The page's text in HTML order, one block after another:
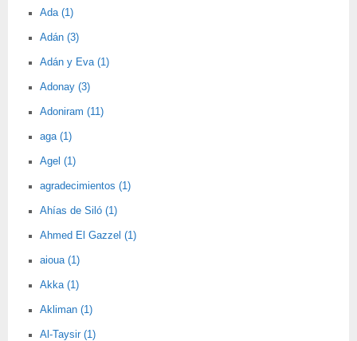
Ada (1)
Adán (3)
Adán y Eva (1)
Adonay (3)
Adoniram (11)
aga (1)
Agel (1)
agradecimientos (1)
Ahías de Siló (1)
Ahmed El Gazzel (1)
aioua (1)
Akka (1)
Akliman (1)
Al-Taysir (1)